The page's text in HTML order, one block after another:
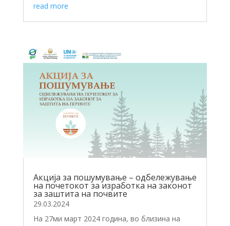
read more
Акција за пошумување – одбележување
на почетокот за изработка на законот
за заштита на почвите
29.03.2024
На 27ми март 2024 година, во близина на